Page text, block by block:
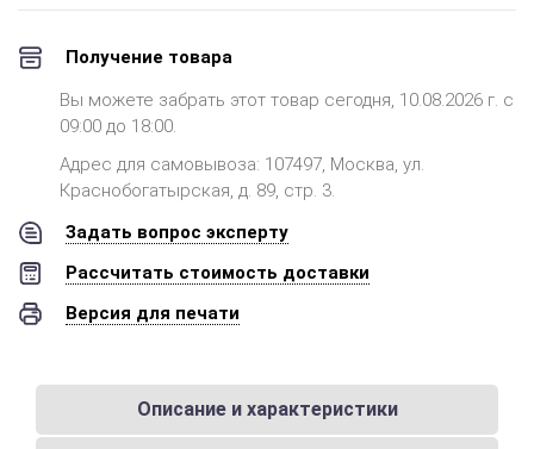
Получение товара
Вы можете забрать этот товар сегодня, 10.08.2026 г. с
09:00 до 18:00.
Адрес для самовывоза: 107497, Москва, ул.
Краснобогатырская, д. 89, стр. 3.
Задать вопрос эксперту
Рассчитать стоимость доставки
Версия для печати
Описание и характеристики